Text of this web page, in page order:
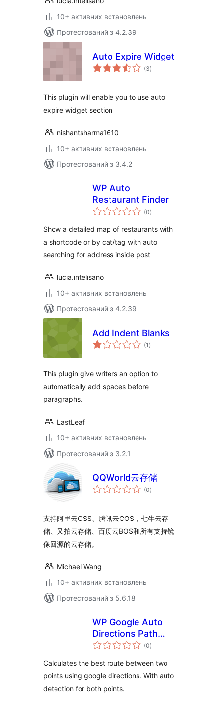
10+ активних встановлень
Протестований з 4.2.39
Auto Expire Widget
(3загальний
рейтинг
)
This plugin will enable you to use auto
expire widget section
nishantsharma1610
10+ активних встановлень
Протестований з 3.4.2
WP Auto
Restaurant Finder
(0загальний
рейтинг
)
Show a detailed map of restaurants with
a shortcode or by cat/tag with auto
searching for address inside post
lucia.intelisano
10+ активних встановлень
Протестований з 4.2.39
Add Indent Blanks
(1 загальний
рейтинг
)
This plugin give writers an option to
automatically add spaces before
paragraphs.
LastLeaf
10+ активних встановлень
Протестований з 3.2.1
QQWorld云存储
(0загальний
рейтинг
)
支持阿里云OSS、腾讯云COS，七牛云存
储、又拍云存储、百度云BOS和所有支持镜
像回源的云存储。
Michael Wang
10+ активних встановлень
Протестований з 5.6.18
WP Google Auto
Directions Path
Finder
(0загальний
рейтинг
)
Calculates the best route between two
points using google directions. With auto
detection for both points.